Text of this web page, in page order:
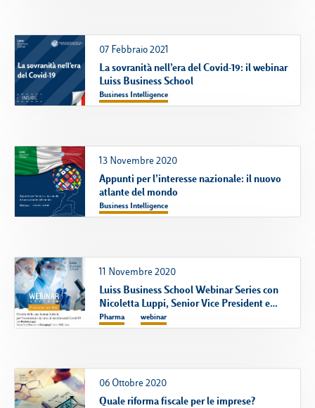
07 Febbraio 2021
La sovranità nell’era del Covid-19: il webinar
Luiss Business School
Business Intelligence
13 Novembre 2020
Appunti per l’interesse nazionale: il nuovo
atlante del mondo
Business Intelligence
11 Novembre 2020
Luiss Business School Webinar Series con
Nicoletta Luppi, Senior Vice President e
Managing Director MSD Italia
Pharma webinar
06 Ottobre 2020
Quale riforma fiscale per le imprese?